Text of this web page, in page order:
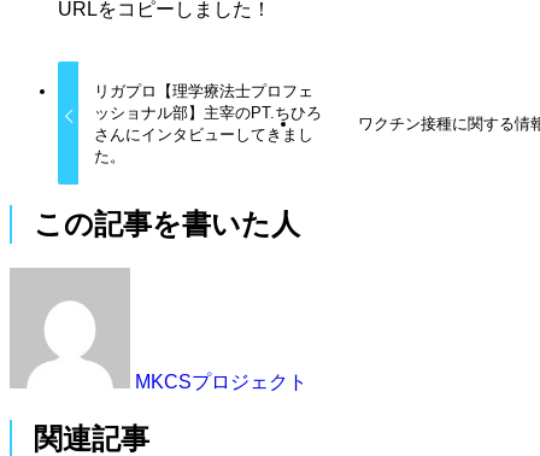
URLをコピーしました！
リガプロ【理学療法士プロフェ
ッショナル部】主宰のPT.ちひろ
さんにインタビューしてきまし
た。
ワクチン接種に関する情
この記事を書いた人
MKCSプロジェクト
関連記事